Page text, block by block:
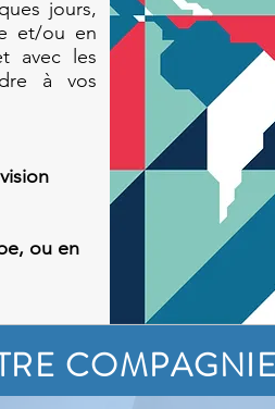
jours,
et/ou en
avec les
à vos
ou en
COMPAGNIE